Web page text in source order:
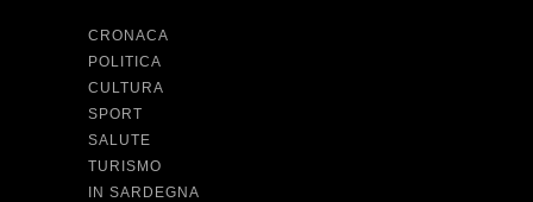
CRONACA
POLITICA
CULTURA
SPORT
SALUTE
TURISMO
IN SARDEGNA